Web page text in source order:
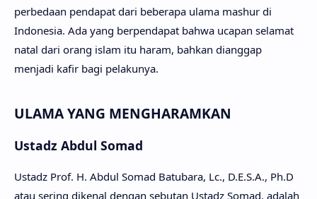
perbedaan pendapat dari beberapa ulama mashur di
Indonesia. Ada yang berpendapat bahwa ucapan selamat
natal dari orang islam itu haram, bahkan dianggap
menjadi kafir bagi pelakunya.
ULAMA YANG MENGHARAMKAN
Ustadz Abdul Somad
Ustadz Prof. H. Abdul Somad Batubara, Lc., D.E.S.A., Ph.D
atau sering dikenal dengan sebutan Ustadz Somad, adalah